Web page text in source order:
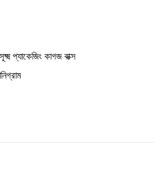
প্যাকেজিং কাগজ বাক্স